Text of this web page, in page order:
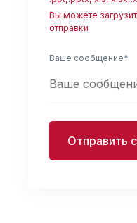
Вы можете
отправки
Ваше сообщение*
Отправить